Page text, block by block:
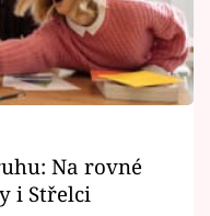
Na rovné
i Střelci